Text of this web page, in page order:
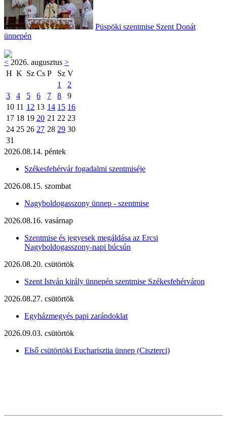
Püspöki szentmise Szent Donát
ünnepén
< 2026. augusztus >
H K Sz Cs P Sz V
1
2
3
4 5 6 7 8
9
10 11 12 13 14 15 16
17 18 19 20 21 22 23
24 25 26 27 28 29 30
31
2026.08.14. péntek
Székesfehérvár fogadalmi szentmiséje
2026.08.15. szombat
Nagyboldogasszony ünnep - szentmise
2026.08.16. vasárnap
Szentmise és jegyesek megáldása az Ercsi
Nagyboldogasszony-napi búcsún
2026.08.20. csütörtök
Szent István király ünnepén szentmise Székesfehérváron
2026.08.27. csütörtök
Egyházmegyés papi zarándoklat
2026.09.03. csütörtök
Első csütörtöki Eucharisztia ünnep (Ciszterci)